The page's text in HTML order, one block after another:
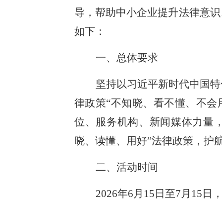
导，帮助中小企业提升法律意
如下：
一、总体要求
坚持以习近平新时代中国
律政策“不知晓、看不懂、不
位、服务机构、新闻媒体力量
晓、读懂、用好”法律政策，护
二、活动时间
2026年6月15日至7月15日